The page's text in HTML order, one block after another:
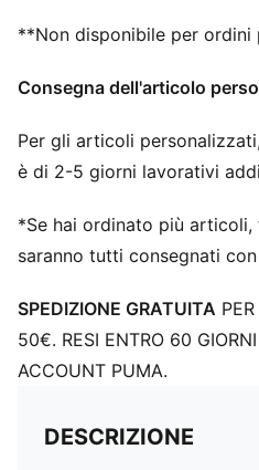
**Non disponibile per ordini
Consegna dell'articolo
Per gli articoli
è di 2-5 giorni lavorativi
*Se hai ordinato più articoli,
saranno tutti consegnati
SPEDIZIONE GRATUITA
50€. RESI ENTRO 60
ACCOUNT PUMA.
DESCRIZIONE